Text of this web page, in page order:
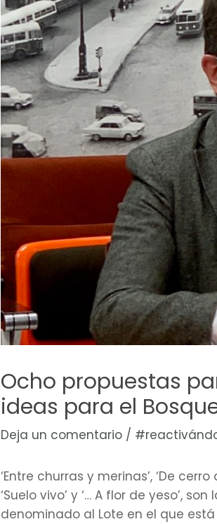
Ocho propuestas
ideas para el
Deja un comentario /
‘Entre churras y merinas’, ‘De cerro
‘Suelo vivo’ y ‘… A flor de yeso’,
denominado al Lote en el que